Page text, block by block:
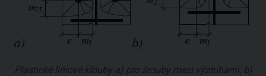
Plastické liniové klouby a) pro šrouby mezi výztuhami, b)